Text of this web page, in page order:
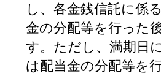
し、各金銭信託に係
金の分配等を行った
す。ただし、満期日
は配当金の分配等を